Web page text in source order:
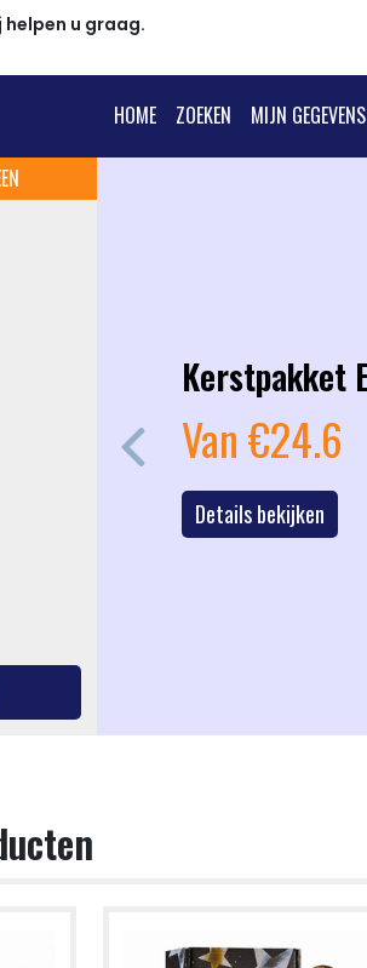
helpen u graag.
HOME ZOEKEN MIJN GEGEVENS
Kerstpakket Enjoy
Van €24.6
Details bekijken
Previous